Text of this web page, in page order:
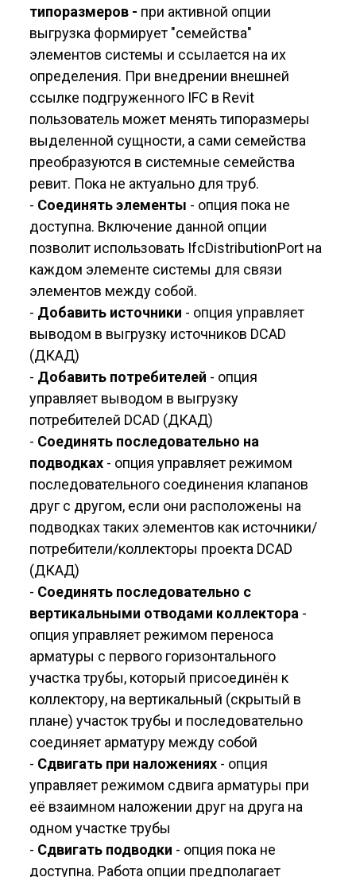
типоразмеров - при активной опции
выгрузка формирует "семейства"
элементов системы и ссылается на их
определения. При внедрении внешней
ссылке подгруженного IFC в Revit
пользователь может менять типоразмеры
выделенной сущности, а сами семейства
преобразуются в системные семейства
ревит. Пока не актуально для труб.
- Соединять элементы - опция пока не
доступна. Включение данной опции
позволит использовать IfcDistributionPort на
каждом элементе системы для связи
элементов между собой.
- Добавить источники - опция управляет
выводом в выгрузку источников DCAD
(ДКАД)
- Добавить потребителей - опция
управляет выводом в выгрузку
потребителей DCAD (ДКАД)
- Соединять последовательно на
подводках - опция управляет режимом
последовательного соединения клапанов
друг с другом, если они расположены на
подводках таких элементов как источники/
потребители/коллекторы проекта DCAD
(ДКАД)
- Соединять последовательно с
вертикальными отводами коллектора -
опция управляет режимом переноса
арматуры с первого горизонтального
участка трубы, который присоединён к
коллектору, на вертикальный (скрытый в
плане) участок трубы и последовательно
соединяет арматуру между собой
- Сдвигать при наложениях - опция
управляет режимом сдвига арматуры при
её взаимном наложении друг на друга на
одном участке трубы
- Сдвигать подводки - опция пока не
доступна. Работа опции предполагает